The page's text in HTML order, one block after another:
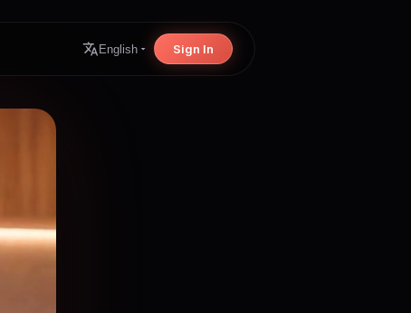
English Sign In